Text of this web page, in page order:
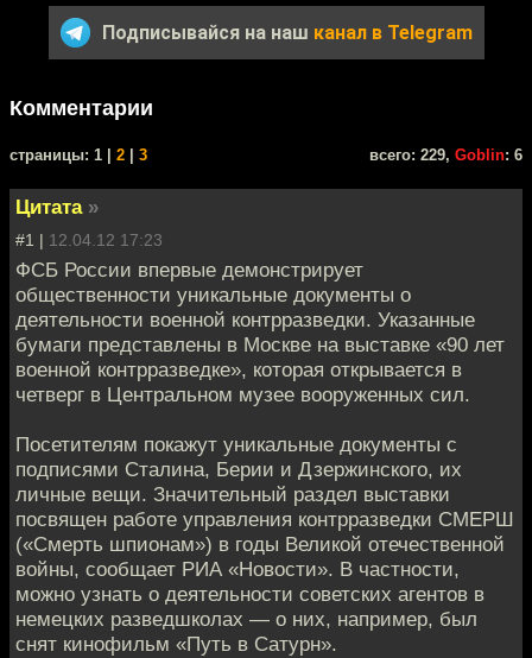
Подписывайся на наш канал в Telegram
Комментарии
cтраницы: 1 | 2 3 всего: 229, Goblin: 6
Цитата »
#1 | 12.04.12 17:23
ФСБ России впервые демонстрирует
общественности уникальные документы о
деятельности военной контрразведки. Указанные
бумаги представлены в Москве на выставке «90 лет
военной контрразведке», которая открывается в
четверг в Центральном музее вооруженных сил.
Посетителям покажут уникальные документы с
подписями Сталина, Берии и Дзержинского, их
личные вещи. Значительный раздел выставки
посвящен работе управления контрразведки СМЕРШ
(«Смерть шпионам») в годы Великой отечественной
войны, сообщает РИА «Новости». В частности,
можно узнать о деятельности советских агентов в
немецких разведшколах — о них, например, был
снят кинофильм «Путь в Сатурн».